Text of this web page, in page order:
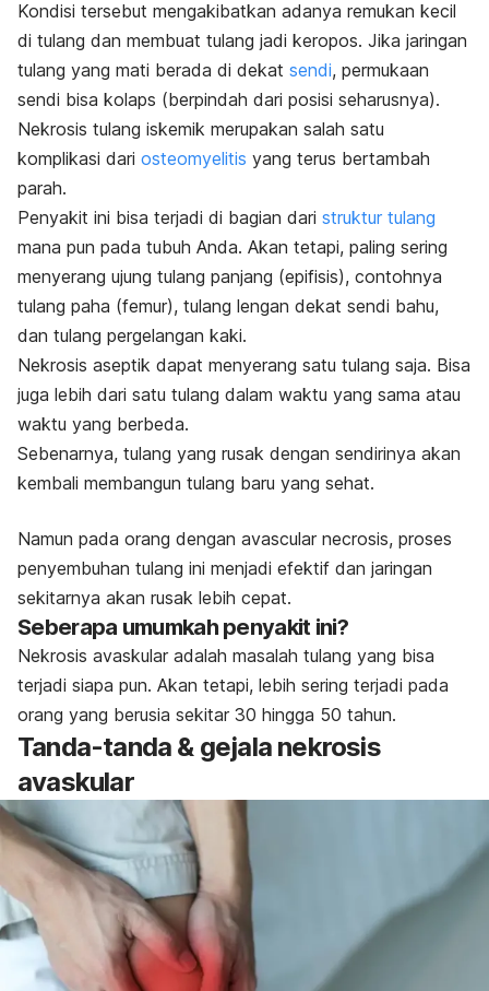
Kondisi tersebut mengakibatkan adanya remukan kecil
di tulang dan membuat tulang jadi keropos. Jika jaringan
tulang yang mati berada di dekat sendi, permukaan
sendi bisa kolaps (berpindah dari posisi seharusnya).
Nekrosis tulang iskemik merupakan salah satu
komplikasi dari osteomyelitis yang terus bertambah
parah.
Penyakit ini bisa terjadi di bagian dari struktur tulang
mana pun pada tubuh Anda. Akan tetapi, paling sering
menyerang ujung tulang panjang (epifisis), contohnya
tulang paha (femur), tulang lengan dekat sendi bahu,
dan tulang pergelangan kaki.
Nekrosis aseptik dapat menyerang satu tulang saja. Bisa
juga lebih dari satu tulang dalam waktu yang sama atau
waktu yang berbeda.
Sebenarnya, tulang yang rusak dengan sendirinya akan
kembali membangun tulang baru yang sehat.
Namun pada orang dengan avascular necrosis, proses
penyembuhan tulang ini menjadi efektif dan jaringan
sekitarnya akan rusak lebih cepat.
Seberapa umumkah penyakit ini?
Nekrosis avaskular adalah masalah tulang yang bisa
terjadi siapa pun. Akan tetapi, lebih sering terjadi pada
orang yang berusia sekitar 30 hingga 50 tahun.
Tanda-tanda & gejala nekrosis
avaskular